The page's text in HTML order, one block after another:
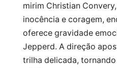
mirim Christian
inocência e coragem,
oferece gravidade
Jepperd. A direção
trilha delicada,